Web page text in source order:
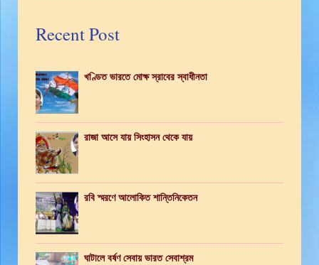
Recent Post
খণ্ডিত ভারতে মোক্ষ স্রাবের স্বাধীনতা
রাজা আসে যায় সিংহাসন থেকে যায়
রবি স্মরণে আলোকিত শান্তিনিকেতন
ঘাটালে বর্ষণ সেবায় ভারত সেবাশ্রম